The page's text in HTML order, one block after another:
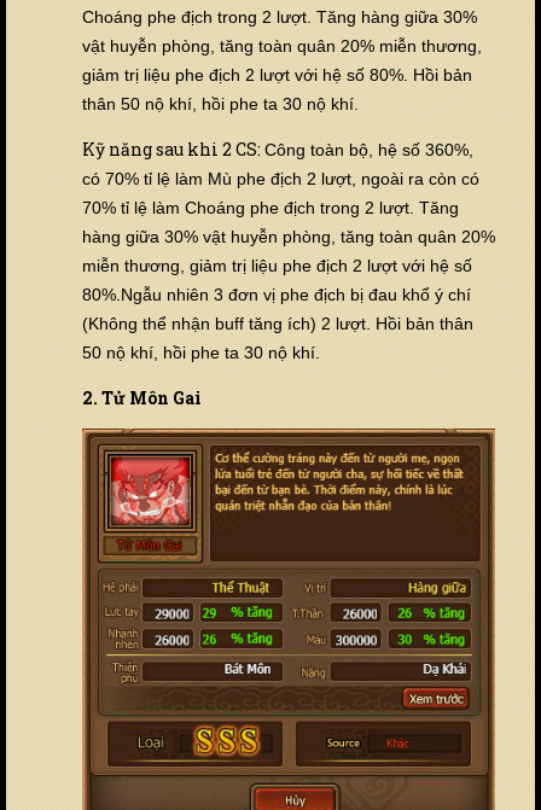
Choáng phe địch trong 2 lượt. Tăng hàng giữa 30%
vật huyễn phòng, tăng toàn quân 20% miễn thương,
giảm trị liệu phe địch 2 lượt với hệ số 80%. Hồi bản
thân 50 nộ khí, hồi phe ta 30 nộ khí.
Kỹ năng sau khi 2 CS: Công toàn bộ, hệ số 360%,
có 70% tỉ lệ làm Mù phe địch 2 lượt, ngoài ra còn có
70% tỉ lệ làm Choáng phe địch trong 2 lượt. Tăng
hàng giữa 30% vật huyễn phòng, tăng toàn quân 20%
miễn thương, giảm trị liệu phe địch 2 lượt với hệ số
80%.Ngẫu nhiên 3 đơn vị phe địch bị đau khổ ý chí
(Không thể nhận buff tăng ích) 2 lượt. Hồi bản thân
50 nộ khí, hồi phe ta 30 nộ khí.
2. Tử Môn Gai